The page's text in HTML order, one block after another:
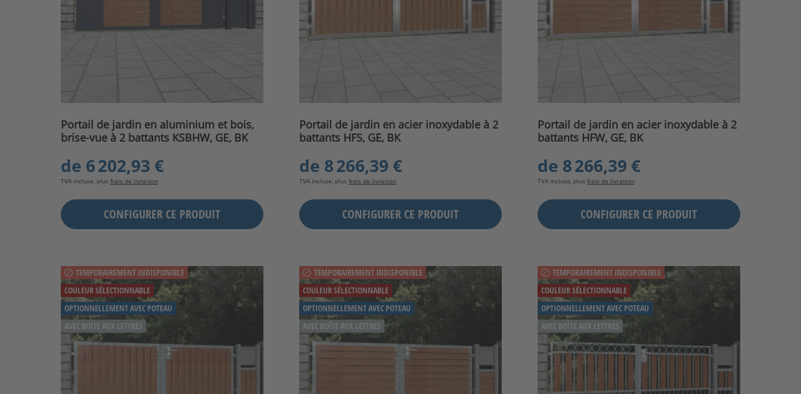
Portail de jardin en aluminium et bois,
brise-vue à 2 battants KSBHW, GE, BK
de 6 202,93 €
TVA incluse, plus frais de livraison
CONFIGURER CE PRODUIT
Portail de jardin en acier inoxydable à 2
battants HFS, GE, BK
de 8 266,39 €
TVA incluse, plus frais de livraison
CONFIGURER CE PRODUIT
Portail de jardin en acier inoxydable à 2
battants HFW, GE, BK
de 8 266,39 €
TVA incluse, plus frais de livraison
CONFIGURER CE PRODUIT
TEMPORAIREMENT INDISPONIBLE
COULEUR SÉLECTIONNABLE
OPTIONNELLEMENT AVEC POTEAU
AVEC BOÎTE AUX LETTRES
TEMPORAIREMENT INDISPONIBLE
COULEUR SÉLECTIONNABLE
OPTIONNELLEMENT AVEC POTEAU
AVEC BOÎTE AUX LETTRES
TEMPORAIREMENT INDISPONIBLE
COULEUR SÉLECTIONNABLE
OPTIONNELLEMENT AVEC POTEAU
AVEC BOÎTE AUX LETTRES